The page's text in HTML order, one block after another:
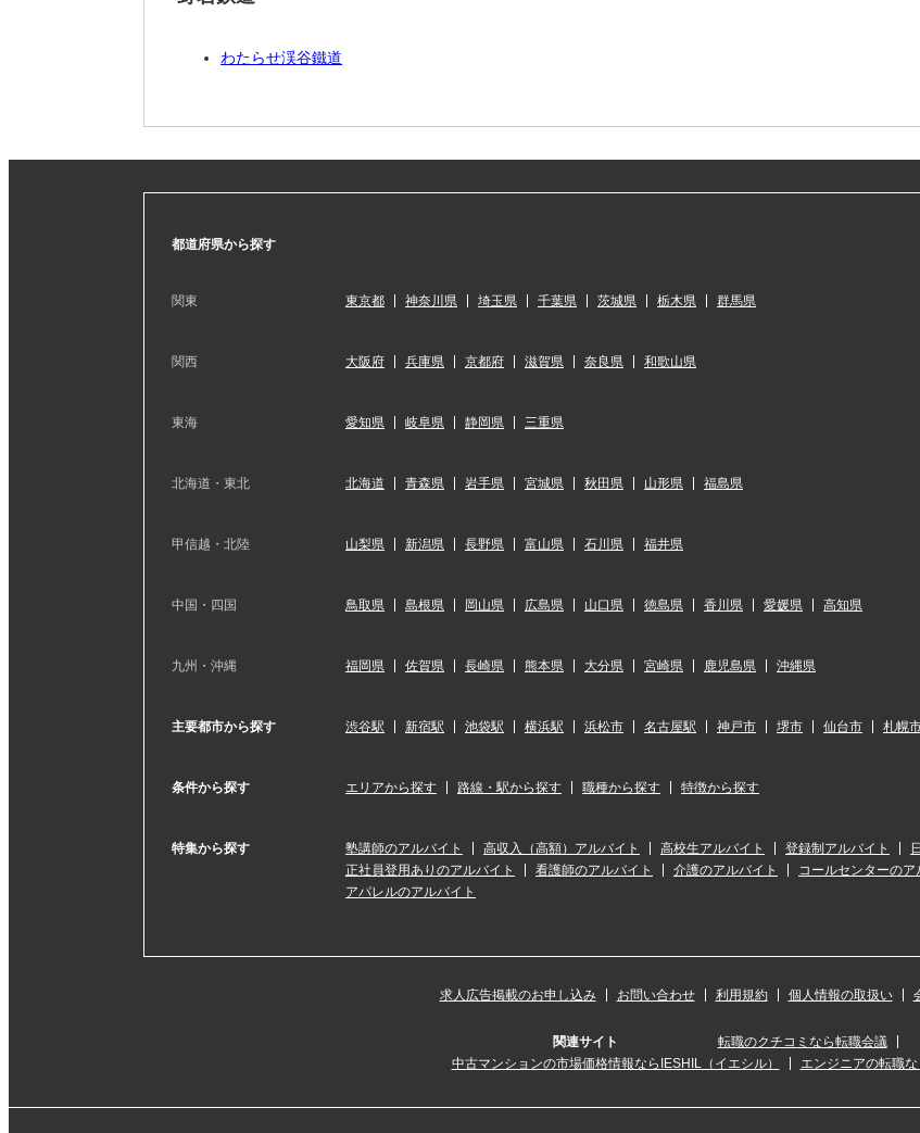
わたらせ渓谷鐵道
都道府県から探す
関東 東京都 神奈川県 埼玉県 千葉県 茨城県 栃木県 群馬県
関西 大阪府 兵庫県 京都府 滋賀県 奈良県 和歌山県
東海 愛知県 岐阜県 静岡県 三重県
北海道・東北 北海道 青森県 岩手県 宮城県 秋田県 山形県 福島県
甲信越・北陸 山梨県 新潟県 長野県 富山県 石川県 福井県
中国・四国 鳥取県 島根県 岡山県 広島県 山口県 徳島県 香川県 愛媛県 高知県
九州・沖縄 福岡県 佐賀県 長崎県 熊本県 大分県 宮崎県 鹿児島県 沖縄県
主要都市から探す 渋谷駅 新宿駅 池袋駅 横浜駅 浜松市 名古屋駅 神戸市 堺市 仙台市 札幌
条件から探す エリアから探す 路線・駅から探す 職種から探す 特徴から探す
特集から探す 塾講師のアルバイト 高収入（高額）アルバイト 高校生アルバイト 登録制アルバイト
正社員登用ありのアルバイト
看護師のアルバイト 介護のアルバイト コールセンターのア
アパレルのアルバイト
求人広告掲載のお申し込み お問い合わせ 利用規約 個人情報の取扱い
関連サイト
転職のクチコミなら転職会議
中古マンションの市場価格情報ならIESHIL（イエシル）
エンジニアの転職